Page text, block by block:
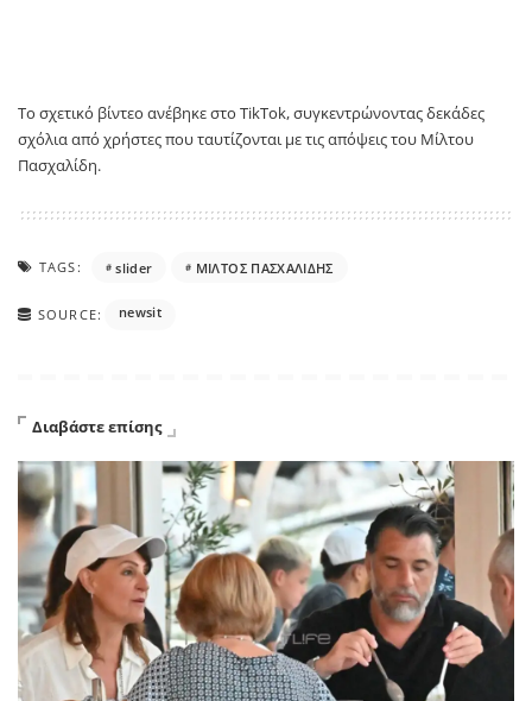
Το σχετικό βίντεο ανέβηκε στο TikTok, συγκεντρώνοντας δεκάδες
σχόλια από χρήστες που ταυτίζονται με τις απόψεις του Μίλτου
Πασχαλίδη.
TAGS: slider ΜΙΛΤΟΣ ΠΑΣΧΑΛΙΔΗΣ
SOURCE: newsit
Διαβάστε επίσης